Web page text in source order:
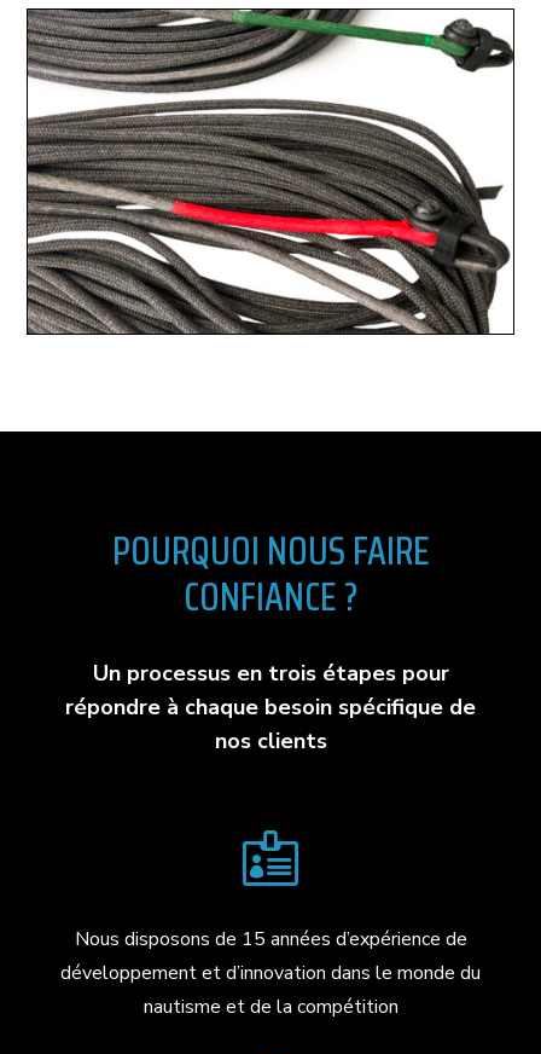
POURQUOI NOUS FAIRE
CONFIANCE ?
Un processus en trois étapes pour
répondre à chaque besoin spécifique de
nos clients

Nous disposons de 15 années d’expérience de
développement et d’innovation dans le monde du
nautisme et de la compétition